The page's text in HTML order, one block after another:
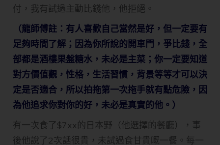
付，我有試過主動比錢他，他拒絕。
（龍師傅註：有人喜歡自己當然是好，但一定要有
足夠時間了解；因為你所說的開車門，爭比錢，全
部都是酒樓果盤糖水，未必是主菜；你一定要知道
對方價值觀，性格，生活習慣，背景等等才可以決
定是否適合，所以拍拖第一次拖手就有點危險，因
為他追求你對你的好，未必是真實的他。）
有一次食了$7xx的日本野（他選擇的餐廳），事
後他說了2次話很貴，未試過食甘貴嘅一餐。每一